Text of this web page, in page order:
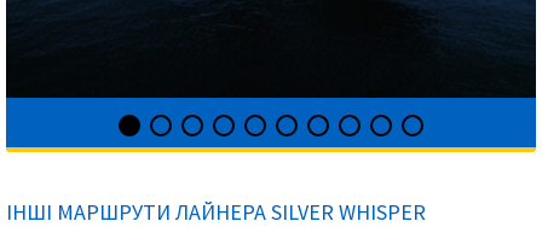
ІНШІ МАРШРУТИ ЛАЙНЕРА SILVER WHISPER